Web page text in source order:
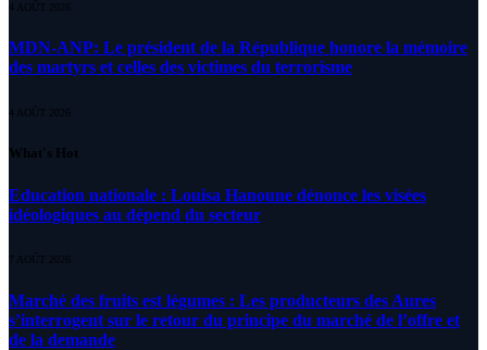
4 AOÛT 2026
MDN-ANP: Le président de la République honore la mémoire
des martyrs et celles des victimes du terrorisme
4 AOÛT 2026
What's Hot
Education nationale : Louisa Hanoune dénonce les visées
idéologiques au dépend du secteur
7 AOÛT 2026
Marché des fruits est légumes : Les producteurs des Aures
s’interrogent sur le retour du principe du marché de l’offre et
de la demande